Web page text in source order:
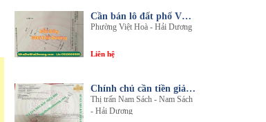
Cần bán lô đất phố Văn, phường Việt Hòa, thành phố Hải Dương
Phường Việt Hoà - Hải Dương
Liên hệ
Chính chủ cần tiền giải quyết công việc bán gấp 1 trong 3 lô đất sổ đỏ chính chủ
Thị trấn Nam Sách - Nam Sách
- Hải Dương